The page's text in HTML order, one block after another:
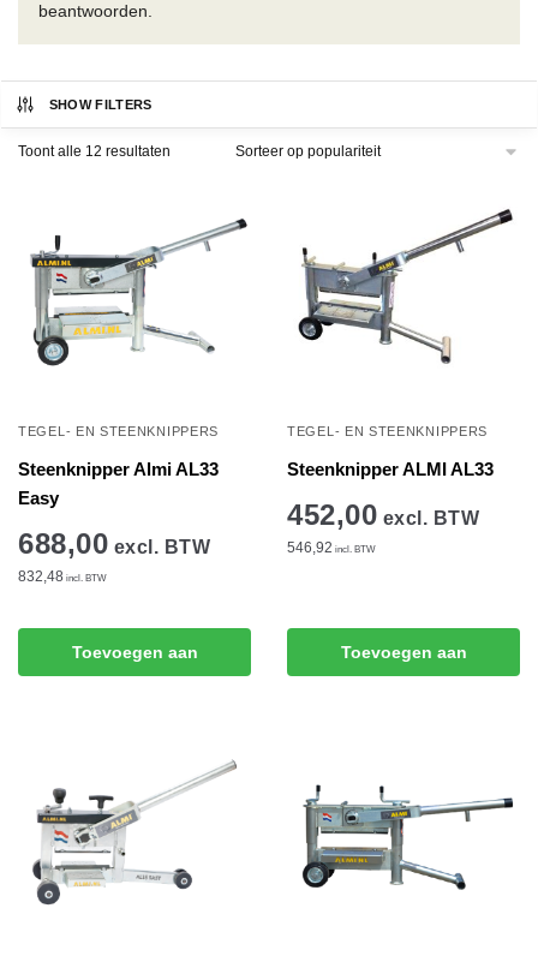
beantwoorden.
SHOW FILTERS
Toont alle 12 resultaten Gesorteerd
TEGEL- EN STEENKNIPPERS
Steenknipper Almi AL33
Easy
688,00 excl. BTW
832,48 incl. BTW
Toevoegen aan
TEGEL- EN STEENKNIPPERS
Steenknipper ALMI AL33
452,00 excl. BTW
546,92 incl. BTW
Toevoegen aan